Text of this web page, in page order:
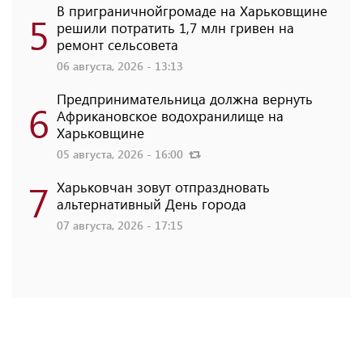
5 В приграничнойгромаде на Харьковщине
решили потратить 1,7 млн ​​гривен на
ремонт сельсовета
06 августа, 2026 - 13:13
6 Предпринимательница должна вернуть
Африкановское водохранилище на
Харьковщине
05 августа, 2026 - 16:00
7 Харьковчан зовут отпраздновать
альтернативный День города
07 августа, 2026 - 17:15